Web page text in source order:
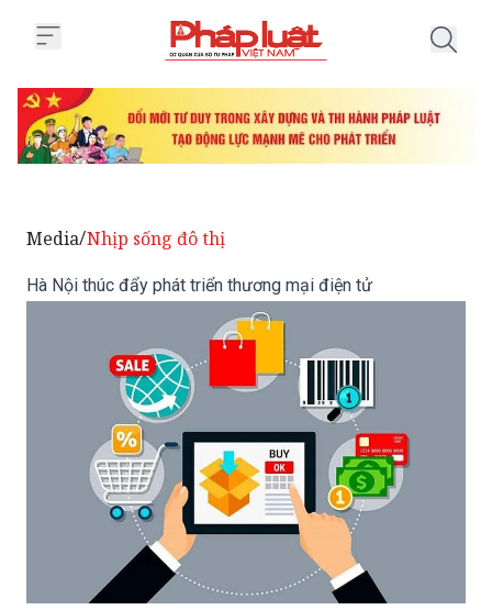
Media/Nhịp sống đô thị
Hà Nội thúc đẩy phát triển thương mại điện tử